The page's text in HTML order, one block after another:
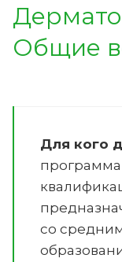
Общие
Для кого
со